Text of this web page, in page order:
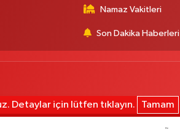
Namaz Vakitleri
Son Dakika Haberleri
Detaylar için lütfen tıklayın. Tamam